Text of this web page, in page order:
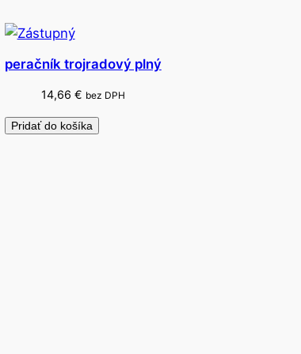
peračník trojradový plný
14,66 € bez DPH
Pridať do košíka